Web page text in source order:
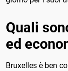
Quali
ed
Bruxelles è ben